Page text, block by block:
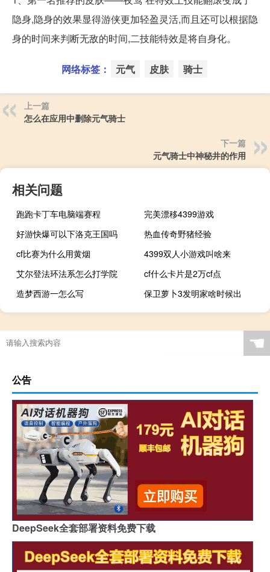
隐身,隐身的效果显得游侠更加轻盈灵活,而且还可以根据隐
身的时间来判断无敌的时间,二技能特效是将自身化。
网络标签： 元气 皮肤 骑士
上一篇
怎么在应用中删除元气骑士
下一篇
元气骑士中神秘井的作用
相关问题
跑跑卡丁车电脑端赛程
完美漂移4399游戏
好游快爆可以下洛克王国吗
热血传奇野猪经验
cf比赛为什么用黄烟
4399双人小游戏叫啥来
艾尔登法环法系怎么打学院
cf什么卡片是2万cf点
造梦西游一怎么写
保卫萝卜3发明家啥时候出
☚
公告
DeepSeek全套部署资料免费下载